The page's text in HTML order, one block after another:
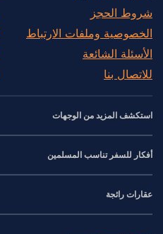
شروط الحجز
الخصوصية وملفات الارتباط
الأسئلة الشائعة
للاتصال بنا
استكشف المزيد من الوجهات
أفكار للسفر تناسب المسلمين
عقارات رائجة